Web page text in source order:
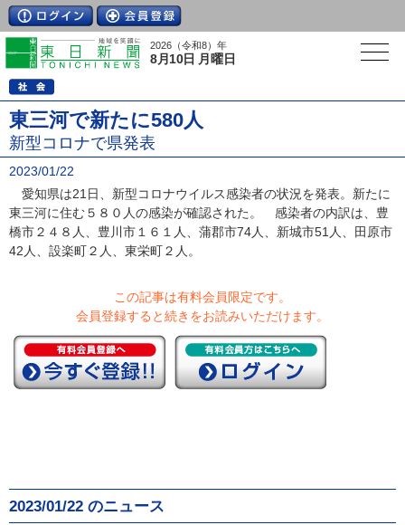
2026（令和8）年
8月10日 月曜日
東三河で新たに580人
新型コロナで県発表
2023/01/22
愛知県は21日、新型コロナウイルス感染者の状況を発表。新たに
東三河に住む５８０人の感染が確認された。 感染者の内訳は、豊
橋市２４８人、豊川市１６１人、蒲郡市74人、新城市51人、田原市
42人、設楽町２人、東栄町２人。
この記事は有料会員限定です。
会員登録すると続きをお読みいただけます。
2023/01/22 のニュース